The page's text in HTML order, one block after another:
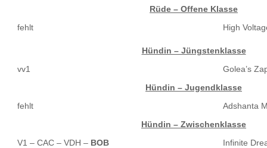
Rüde – Offene Klasse
fehlt
High
Hündin – Jüngstenklasse
vv1
Golea’s
Hündin – Jugendklasse
fehlt
Adshanta
Hündin – Zwischenklasse
V1 – CAC – VDH – BOB
Infinite